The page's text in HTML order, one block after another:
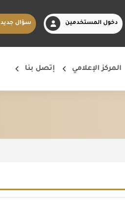
دخول المستخدمين سؤال جديد
المركز الإعلامي إتصل بنا